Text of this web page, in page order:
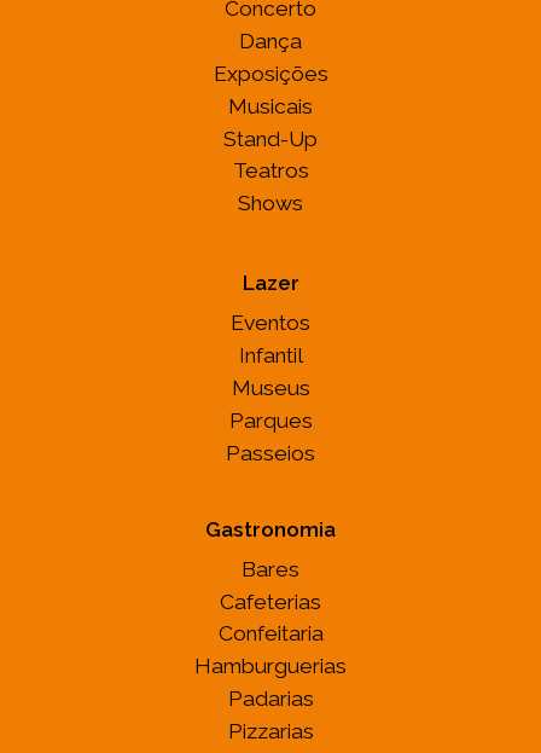
Concerto
Dança
Exposições
Musicais
Stand-Up
Teatros
Shows
Lazer
Eventos
Infantil
Museus
Parques
Passeios
Gastronomia
Bares
Cafeterias
Confeitaria
Hamburguerias
Padarias
Pizzarias